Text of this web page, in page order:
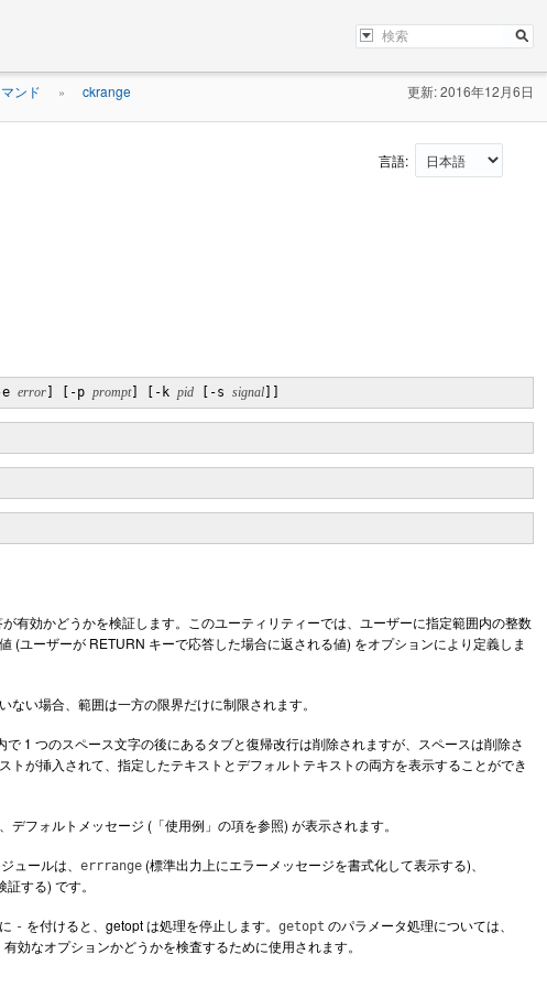
ンド » ckrange 更新: 2016年12月6日
言語:
error ] [-p prompt] [-k pid [-s signal
有効かどうかを検証します。このユーティリティーでは、ユーザーに指定範囲内の整数
ユーザーが RETURN キーで応答した場合に返される値) をオプションにより定義しま
い場合、範囲は一方の限界だけに制限されます。
1 つのスペース文字の後にあるタブと復帰改行は削除されますが、スペースは削除さ
が挿入されて、指定したテキストとデフォルトテキストの両方を表示することができ
フォルトメッセージ (「使用例」の項を参照) が表示されます。
ュールは、 errrange (標準出力上にエラーメッセージを書式化して表示する)、
証する) です。
- を付けると、getopt は処理を停止します。 getopt のパラメータ処理については、
効なオプションかどうかを検査するために使用されます。